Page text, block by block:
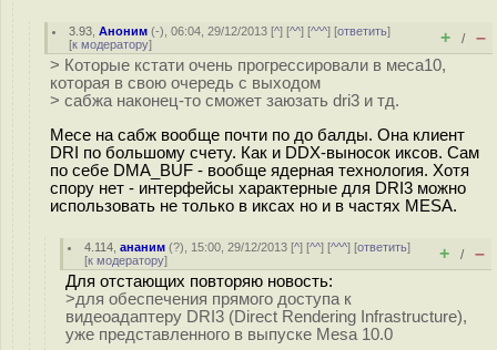
3.93 ,Аноним (-), 06:04, 29/12/2013 [^] [^^] [^^^] [ответить]
[к модератору] + / –
> Которые кстати очень прогрессировали в меса10,
которая в свою очередь с выходом
> сабжа наконец-то сможет заюзать dri3 и тд.
Месе на сабж вообще почти по до балды. Она клиент
DRI по большому счету. Как и DDX-выносок иксов. Сам
по себе DMA_BUF - вообще ядерная технология. Хотя
спору нет - интерфейсы характерные для DRI3 можно
использовать не только в иксах но и в частях MESA.
4.114 ,ананим (?), 15:00, 29/12/2013 [^] [^^] [^^^] [ответить]
[к модератору] + / –
Для отстающих повторяю новость:
>для обеспечения прямого доступа к
видеоадаптеру DRI3 (Direct Rendering Infrastructure),
уже представленного в выпуске Mesa 10.0